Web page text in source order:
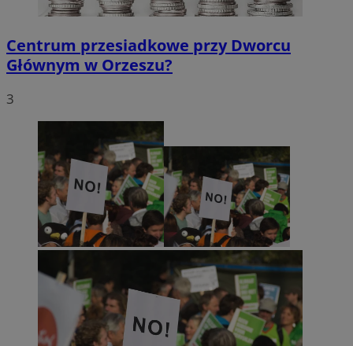
Centrum przesiadkowe przy Dworcu
Głównym w Orzeszu?
3